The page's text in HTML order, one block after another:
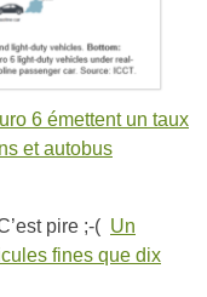
6 émettent un taux
et autobus
pire ;-( Un
fines que dix